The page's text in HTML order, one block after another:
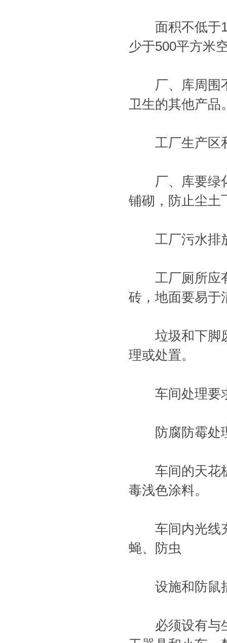
面积不低于
少于500平方米
厂、库周围不
卫生的其他产品
工厂生产区和
厂、库要绿化
铺砌，防止尘土
工厂污水排放
工厂厕所应有
砖，地面要易于
垃圾和下脚废
理或处置。
车间处理要
防腐防霉处理
车间的天花板
毒浅色涂料。
车间内光线充
蝇、防虫
设施和防鼠
必须设有与生